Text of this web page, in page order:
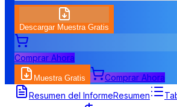
Descargar Muestra Gratis
Comprar Ahora
Muestra Gratis
Comprar Ahora
Resumen del InformeResumen